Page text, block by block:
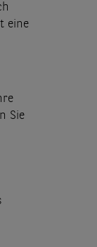
eine
Sie